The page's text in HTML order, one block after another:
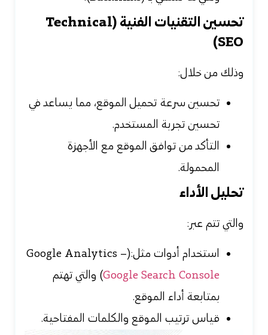
تحسين التقنيات الفنية (Technical
SEO)
وذلك من خلال:
تحسين سرعة تحميل الموقع، مما يساعد في
تحسين تجربة المستخدم.
التأكد من توافق الموقع مع الأجهزة
المحمولة.
تحليل الأداء
والتي تتم عبر:
استخدام أدوات مثل:(Google Analytics –
Google Search Console) والتي تهتم
بمتابعة أداء الموقع.
قياس ترتيب الموقع والكلمات المفتاحية.